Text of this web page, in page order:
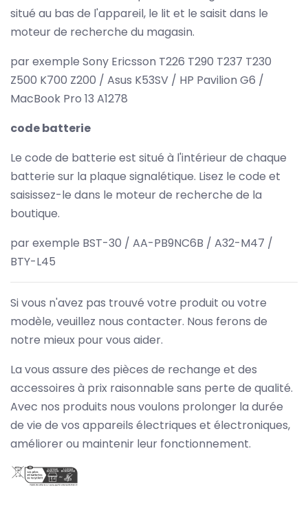
situé au bas de l'appareil, le lit et le saisit dans le
moteur de recherche du magasin.
par exemple Sony Ericsson T226 T290 T237 T230
Z500 K700 Z200 / Asus K53SV / HP Pavilion G6 /
MacBook Pro 13 A1278
code batterie
Le code de batterie est situé à l'intérieur de chaque
batterie sur la plaque signalétique. Lisez le code et
saisissez-le dans le moteur de recherche de la
boutique.
par exemple BST-30 / AA-PB9NC6B / A32-M47 /
BTY-L45
Si vous n'avez pas trouvé votre produit ou votre
modèle, veuillez nous contacter. Nous ferons de
notre mieux pour vous aider.
La vous assure des pièces de rechange et des
accessoires à prix raisonnable sans perte de qualité.
Avec nos produits nous voulons prolonger la durée
de vie de vos appareils électriques et électroniques,
améliorer ou maintenir leur fonctionnement.